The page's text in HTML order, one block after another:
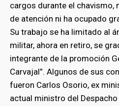
cargos durante el chavismo,
de atención ni ha ocupado
Su trabajo se ha limitado al
militar, ahora en retiro, se
integrante de la promoción
Carvajal”. Algunos de sus
fueron Carlos Osorio, ex
actual ministro del